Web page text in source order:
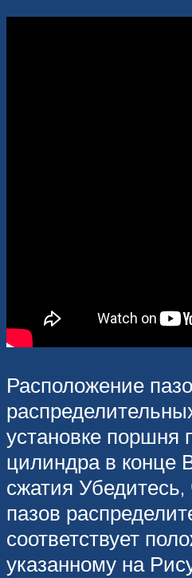
Расположение
установке поршня
цилиндра в конце
сжатия
пазов
соответствует
указанному на